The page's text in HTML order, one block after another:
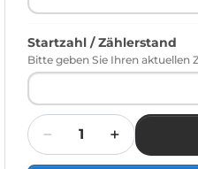
Startzahl / Zählerstand
Bitte geben Sie Ihren aktuellen
Menge